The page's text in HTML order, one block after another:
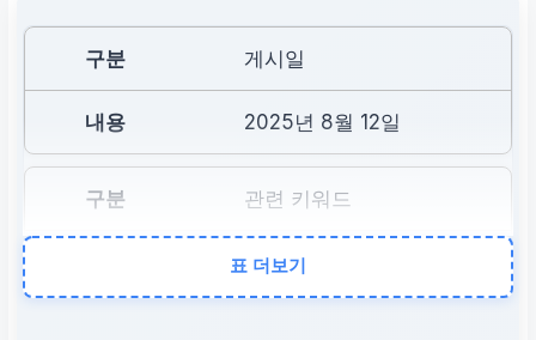
게시일
2025년 8월 12일
관련 키워드
중소기업 수출, 경제 동향,
K-뷰티, 자동차 부품
표 더보기